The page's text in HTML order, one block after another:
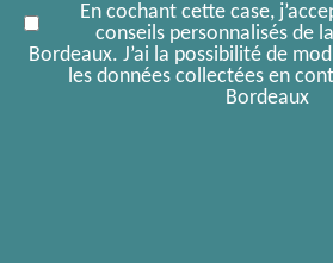
En cochant cette case,
conseils personnalisés de
Bordeaux. J’ai la possibilité de
les données collectées en
Bordeaux